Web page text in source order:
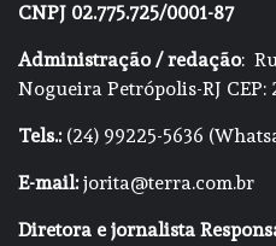
CNPJ 02.775.725/0001-87
Administração / redação:
Nogueira Petrópolis-RJ CEP:
Tels.:(24) 99225-5636
E-mail:jorita@terra.com.br
Diretora e jornalista